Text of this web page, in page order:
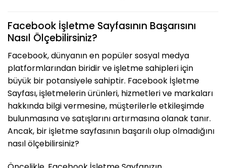
Facebook İşletme Sayfasının Başarısını
Nasıl Ölçebilirsiniz?
Facebook, dünyanın en popüler sosyal medya
platformlarından biridir ve işletme sahipleri için
büyük bir potansiyele sahiptir. Facebook İşletme
Sayfası, işletmelerin ürünleri, hizmetleri ve markaları
hakkında bilgi vermesine, müşterilerle etkileşimde
bulunmasına ve satışlarını artırmasına olanak tanır.
Ancak, bir işletme sayfasının başarılı olup olmadığını
nasıl ölçebilirsiniz?